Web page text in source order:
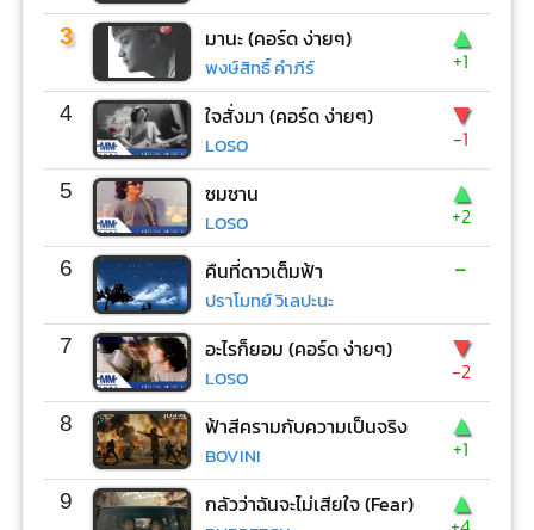
3 มานะ (คอร์ด ง่ายๆ)
พงษ์สิทธิ์ คำภีร์
▲
+1
4 ใจสั่งมา (คอร์ด ง่ายๆ)
LOSO
▼
-1
5 ซมซาน
LOSO
▲
+2
6 คืนที่ดาวเต็มฟ้า
ปราโมทย์ วิเลปะนะ
-
7 อะไรก็ยอม (คอร์ด ง่ายๆ)
LOSO
▼
-2
8 ฟ้าสีครามกับความเป็นจริง
BOVINI
▲
+1
9 กลัวว่าฉันจะไม่เสียใจ (Fear) ▲